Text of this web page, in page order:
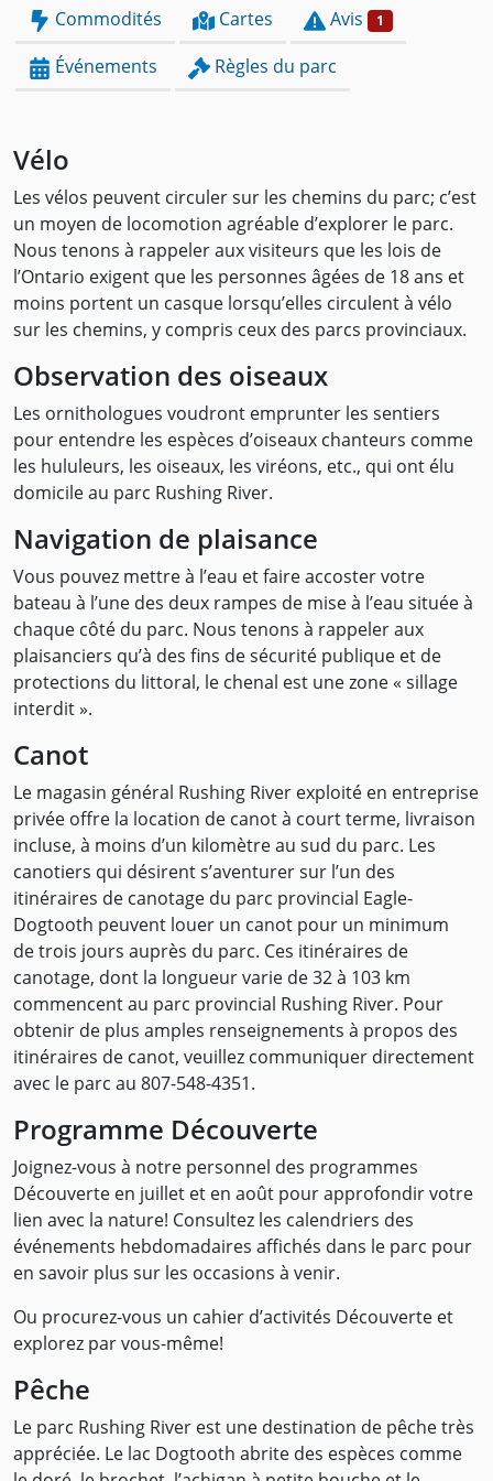
Commodités
Cartes Avis 1
Événements Règles du parc
Vélo
Les vélos peuvent circuler sur les chemins du parc; c’est
un moyen de locomotion agréable d’explorer le parc.
Nous tenons à rappeler aux visiteurs que les lois de
l’Ontario exigent que les personnes âgées de 18 ans et
moins portent un casque lorsqu’elles circulent à vélo
sur les chemins, y compris ceux des parcs provinciaux.
Observation des oiseaux
Les ornithologues voudront emprunter les sentiers
pour entendre les espèces d’oiseaux chanteurs comme
les hululeurs, les oiseaux, les viréons, etc., qui ont élu
domicile au parc Rushing River.
Navigation de plaisance
Vous pouvez mettre à l’eau et faire accoster votre
bateau à l’une des deux rampes de mise à l’eau située à
chaque côté du parc. Nous tenons à rappeler aux
plaisanciers qu’à des fins de sécurité publique et de
protections du littoral, le chenal est une zone « sillage
interdit ».
Canot
Le magasin général Rushing River exploité en entreprise
privée offre la location de canot à court terme, livraison
incluse, à moins d’un kilomètre au sud du parc. Les
canotiers qui désirent s’aventurer sur l’un des
itinéraires de canotage du parc provincial Eagle-
Dogtooth peuvent louer un canot pour un minimum
de trois jours auprès du parc. Ces itinéraires de
canotage, dont la longueur varie de 32 à 103 km
commencent au parc provincial Rushing River. Pour
obtenir de plus amples renseignements à propos des
itinéraires de canot, veuillez communiquer directement
avec le parc au 807-548-4351.
Programme Découverte
Joignez-vous à notre personnel des programmes
Découverte en juillet et en août pour approfondir votre
lien avec la nature! Consultez les calendriers des
événements hebdomadaires affichés dans le parc pour
en savoir plus sur les occasions à venir.
Ou procurez-vous un cahier d’activités Découverte et
explorez par vous-même!
Pêche
Le parc Rushing River est une destination de pêche très
appréciée. Le lac Dogtooth abrite des espèces comme